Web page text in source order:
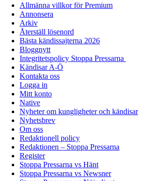
Allmänna villkor för Premium
Annonsera
Arkiv
Återställ lösenord
Bästa kändissajterna 2026
Bloggnytt
Integritetspolicy Stoppa Pressarna
Kändisar A-Ö
Kontakta oss
Logga in
Mitt konto
Native
Nyheter om kungligheter och kändisar
Nyhetsbrev
Om oss
Redaktionell policy
Redaktionen – Stoppa Pressarna
Register
Stoppa Pressarna vs Hänt
Stoppa Pressarna vs Newsner